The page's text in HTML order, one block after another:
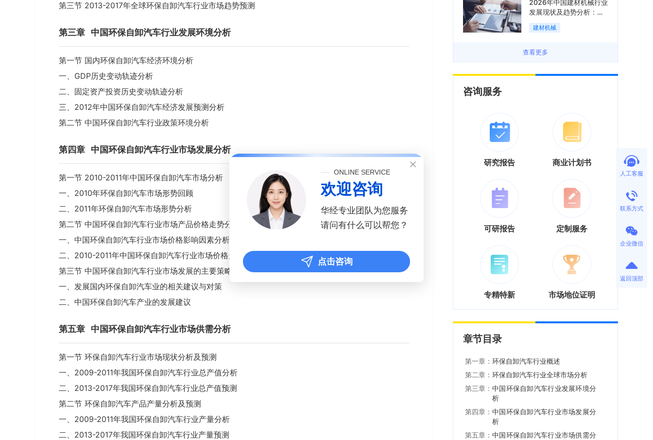
第三节 2013-2017年全球环保自卸汽车行业市场趋势预测
第三章 中国环保自卸汽车行业发展环境分析
第一节 国内环保自卸汽车经济环境分析
一、GDP历史变动轨迹分析
二、固定资产投资历史变动轨迹分析
三、2012年中国环保自卸汽车经济发展预测分析
第二节 中国环保自卸汽车行业政策环境分析
第四章 中国环保自卸汽车行业市场发展分析
第一节 2010-2011年中国环保自卸汽车市场分析
一、2010年环保自卸汽车市场形势回顾
二、2011年环保自卸汽车市场形势分析
第二节 中国环保自卸汽车行业市场产品价格走势分析
一、中国环保自卸汽车行业市场价格影响因素分析
二、2010-2011年中国环保自卸汽车行业市场价格走势分析
第三节 中国环保自卸汽车行业市场发展的主要策略
一、发展国内环保自卸汽车业的相关建议与对策
二、中国环保自卸汽车产业的发展建议
第五章 中国环保自卸汽车行业市场供需分析
第一节 环保自卸汽车行业市场现状分析及预测
一、2009-2011年我国环保自卸汽车行业总产值分析
二、2013-2017年我国环保自卸汽车行业总产值预测
第二节 环保自卸汽车产品产量分析及预测
一、2009-2011年我国环保自卸汽车行业产量分析
二、2013-2017年我国环保自卸汽车行业产量预测
2026年中国建材机械行业
发展现状及趋势分析：企
业加速向“装备+系统+服
务”综合服务商转型「图」
建材机械
查看更多
咨询服务
研究报告 商业计划书
可研报告 定制服务
专精特新 市场地位证明
章节目录
第一章： 环保自卸汽车行业概述
第二章： 环保自卸汽车行业全球市场分析
第三章： 中国环保自卸汽车行业发展环境分
析
第四章： 中国环保自卸汽车行业市场发展分
析
第五章： 中国环保自卸汽车行业市场供需分
人工客服
联系方式
企业微信
返回顶部
ONLINE SERVICE
欢迎咨询
华经专业团队为您服务
请问有什么可以帮您？
点击咨询